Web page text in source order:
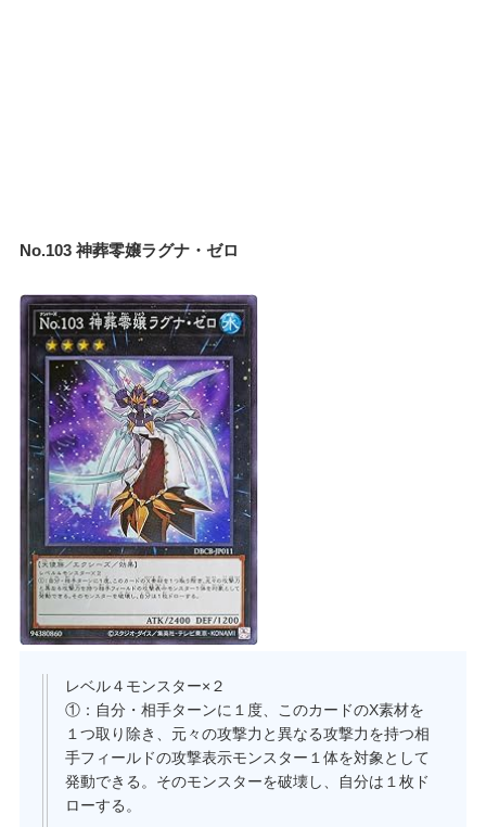
No.103 神葬零嬢ラグナ・ゼロ
レベル４モンスター×２
①：自分・相手ターンに１度、このカードのX素材を
１つ取り除き、元々の攻撃力と異なる攻撃力を持つ相
手フィールドの攻撃表示モンスター１体を対象として
発動できる。そのモンスターを破壊し、自分は１枚ド
ローする。